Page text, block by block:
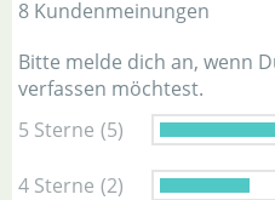
8 Kundenmeinungen
Bitte melde dich an, wenn
verfassen möchtest.
5 Sterne (5)
4 Sterne (2)